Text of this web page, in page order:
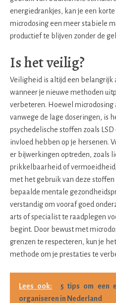
energiedrankjes, kan je een
microdosing een meer stabiele
productief te blijven zonder de
Is het veilig?
Veiligheid is altijd een belangrijk
wanneer je nieuwe methoden
verbeteren. Hoewel microdosing
vanwege de lage doseringen, is
psychedelische stoffen zoals
invloed hebben op je hersenen.
er bijwerkingen optreden, zoals
prikkelbaarheid of
met het gebruik van deze
bepaalde mentale
verstandig om vooraf goed
arts of specialist te raadplegen
begint. Door bewust met
grenzen te respecteren, kun je
methode om je prestaties te
Lees ook:
5 tips om een
organiseren in Nederland